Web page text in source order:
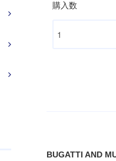
購入数
BUGATTI AND